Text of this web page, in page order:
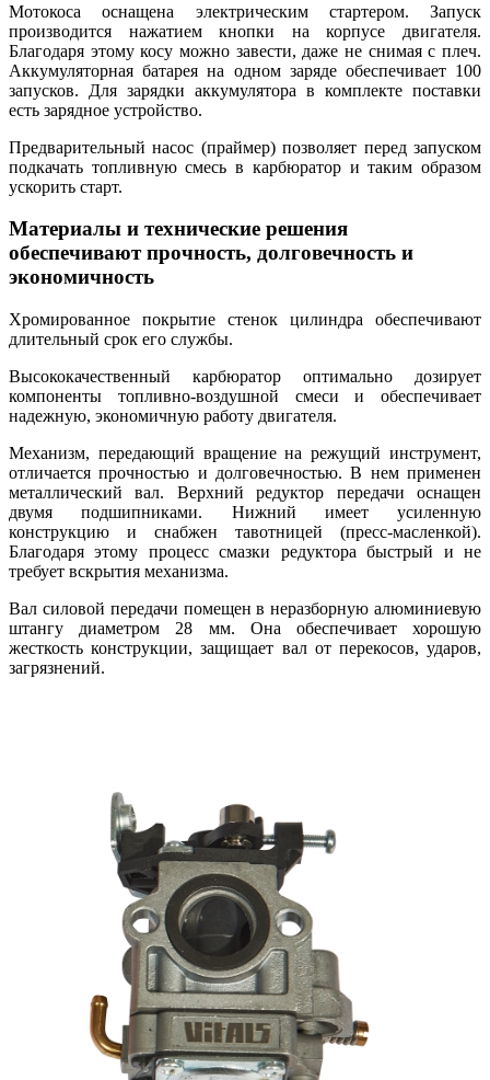
Мотокоса оснащена электрическим стартером. Запуск
производится нажатием кнопки на корпусе двигателя.
Благодаря этому косу можно завести, даже не снимая с плеч.
Аккумуляторная батарея на одном заряде обеспечивает 100
запусков. Для зарядки аккумулятора в комплекте поставки
есть зарядное устройство.
Предварительный насос (праймер) позволяет перед запуском
подкачать топливную смесь в карбюратор и таким образом
ускорить старт.
Материалы и технические решения
обеспечивают прочность, долговечность и
экономичность
Хромированное покрытие стенок цилиндра обеспечивают
длительный срок его службы.
Высококачественный карбюратор оптимально дозирует
компоненты топливно-воздушной смеси и обеспечивает
надежную, экономичную работу двигателя.
Механизм, передающий вращение на режущий инструмент,
отличается прочностью и долговечностью. В нем применен
металлический вал. Верхний редуктор передачи оснащен
двумя подшипниками. Нижний имеет усиленную
конструкцию и снабжен тавотницей (пресс-масленкой).
Благодаря этому процесс смазки редуктора быстрый и не
требует вскрытия механизма.
Вал силовой передачи помещен в неразборную алюминиевую
штангу диаметром 28 мм. Она обеспечивает хорошую
жесткость конструкции, защищает вал от перекосов, ударов,
загрязнений.